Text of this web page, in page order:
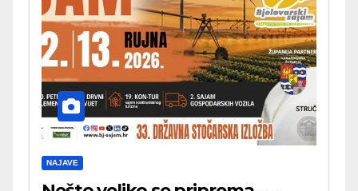
NAJAVE